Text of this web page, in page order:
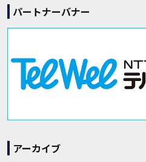
パートナーバナー
アーカイブ